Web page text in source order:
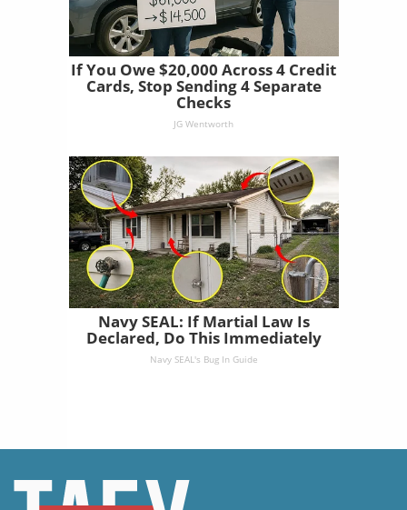
If You Owe $20,000 Across 4 Credit
Cards, Stop Sending 4 Separate
Checks
JG Wentworth
Navy SEAL: If Martial Law Is
Declared, Do This Immediately
Navy SEAL's Bug In Guide